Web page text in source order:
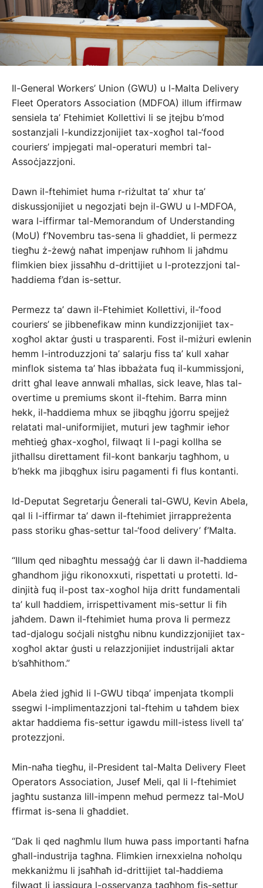
Il-General Workers’ Union (GWU) u l-Malta Delivery
Fleet Operators Association (MDFOA) illum iffirmaw
sensiela ta’ Ftehimiet Kollettivi li se jtejbu b’mod
sostanzjali l-kundizzjonijiet tax-xogħol tal-‘food
couriers’ impjegati mal-operaturi membri tal-
Assoċjazzjoni.
Dawn il-ftehimiet huma r-riżultat ta’ xhur ta’
diskussjonijiet u negozjati bejn il-GWU u l-MDFOA,
wara l-iffirmar tal-Memorandum of Understanding
(MoU) f’Novembru tas-sena li għaddiet, li permezz
tiegħu ż-żewġ naħat impenjaw ruħhom li jaħdmu
flimkien biex jissaħħu d-drittijiet u l-protezzjoni tal-
ħaddiema f’dan is-settur.
Permezz ta’ dawn il-Ftehimiet Kollettivi, il-‘food
couriers’ se jibbenefikaw minn kundizzjonijiet tax-
xogħol aktar ġusti u trasparenti. Fost il-miżuri ewlenin
hemm l-introduzzjoni ta’ salarju fiss ta’ kull xahar
minflok sistema ta’ ħlas ibbażata fuq il-kummissjoni,
dritt għal leave annwali mħallas, sick leave, ħlas tal-
overtime u premiums skont il-ftehim. Barra minn
hekk, il-ħaddiema mhux se jibqgħu jġorru spejjeż
relatati mal-uniformijiet, muturi jew tagħmir ieħor
meħtieġ għax-xogħol, filwaqt li l-pagi kollha se
jitħallsu direttament fil-kont bankarju tagħhom, u
b’hekk ma jibqgħux isiru pagamenti fi flus kontanti.
Id-Deputat Segretarju Ġenerali tal-GWU, Kevin Abela,
qal li l-iffirmar ta’ dawn il-ftehimiet jirrappreżenta
pass storiku għas-settur tal-‘food delivery’ f’Malta.
“Illum qed nibagħtu messaġġ ċar li dawn il-ħaddiema
għandhom jiġu rikonoxxuti, rispettati u protetti. Id-
dinjità fuq il-post tax-xogħol hija dritt fundamentali
ta’ kull ħaddiem, irrispettivament mis-settur li fih
jaħdem. Dawn il-ftehimiet huma prova li permezz
tad-djalogu soċjali nistgħu nibnu kundizzjonijiet tax-
xogħol aktar ġusti u relazzjonijiet industrijali aktar
b’saħħithom.”
Abela żied jgħid li l-GWU tibqa’ impenjata tkompli
ssegwi l-implimentazzjoni tal-ftehim u taħdem biex
aktar ħaddiema fis-settur igawdu mill-istess livell ta’
protezzjoni.
Min-naħa tiegħu, il-President tal-Malta Delivery Fleet
Operators Association, Jusef Meli, qal li l-ftehimiet
jagħtu sustanza lill-impenn meħud permezz tal-MoU
ffirmat is-sena li għaddiet.
“Dak li qed nagħmlu llum huwa pass importanti ħafna
għall-industrija tagħna. Flimkien irnexxielna noħolqu
mekkaniżmu li jsaħħaħ id-drittijiet tal-ħaddiema
filwaqt li jassigura l-osservanza tagħhom fis-settur